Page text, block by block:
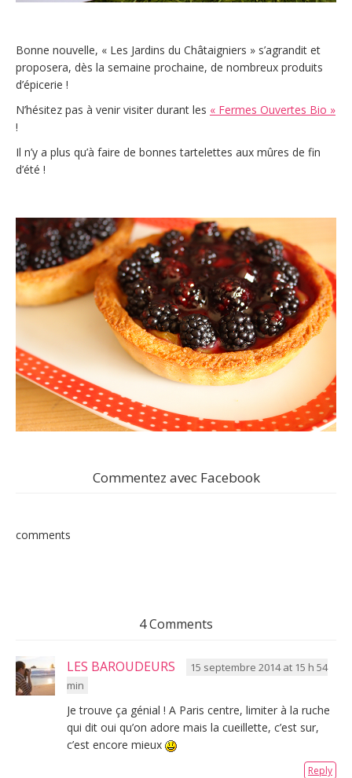
Bonne nouvelle, « Les Jardins du Châtaigniers » s’agrandit et
proposera, dès la semaine prochaine, de nombreux produits
d’épicerie !
N’hésitez pas à venir visiter durant les « Fermes Ouvertes Bio »
!
Il n’y a plus qu’à faire de bonnes tartelettes aux mûres de fin
d’été !
Commentez avec Facebook
comments
4 Comments
LES BAROUDEURS
15 septembre 2014 at 15 h 54
min
Je trouve ça génial ! A Paris centre, limiter à la ruche
qui dit oui qu’on adore mais la cueillette, c’est sur,
c’est encore mieux
Reply